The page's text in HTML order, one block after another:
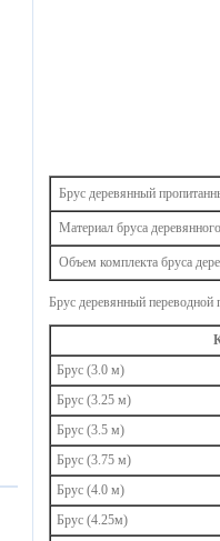
Брус деревянный
Материал бруса
Объем комплекта бруса
Брус деревянный переводной
Брус (3.0 м)
Брус (3.25 м)
Брус (3.5 м)
Брус (3.75 м)
Брус (4.0 м)
Брус (4.25м)